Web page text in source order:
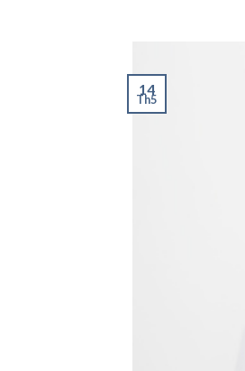
14
Th5